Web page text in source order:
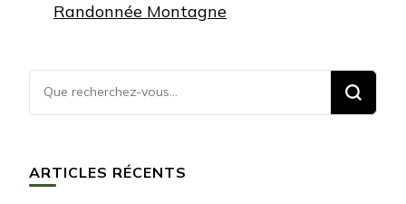
Randonnée Montagne
Vous
recherchiez
ARTICLES RÉCENTS